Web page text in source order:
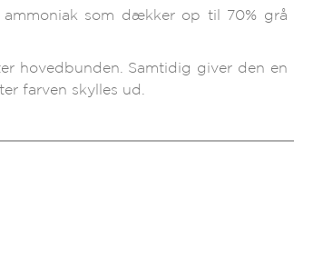
ammoniak som dækker op til 70% grå
hovedbunden. Samtidig giver den en
farven skylles ud.